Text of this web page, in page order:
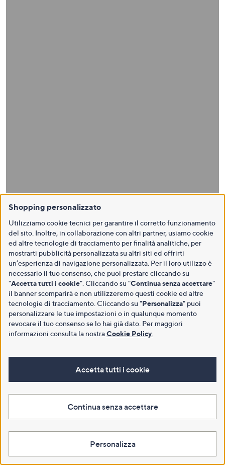
Shopping personalizzato
Utilizziamo cookie tecnici per garantire il corretto funzionamento
del sito. Inoltre, in collaborazione con altri partner, usiamo cookie
ed altre tecnologie di tracciamento per finalità analitiche, per
mostrarti pubblicità personalizzata su altri siti ed offrirti
un’esperienza di navigazione personalizzata. Per il loro utilizzo è
necessario il tuo consenso, che puoi prestare cliccando su
"Accetta tutti i cookie". Cliccando su "Continua senza accettare"
il banner scomparirà e non utilizzeremo questi cookie ed altre
tecnologie di tracciamento. Cliccando su "Personalizza" puoi
personalizzare le tue impostazioni o in qualunque momento
revocare il tuo consenso se lo hai già dato. Per maggiori
informazioni consulta la nostraCookie Policy
Accetta tutti i cookie
Continua senza accettare
Personalizza